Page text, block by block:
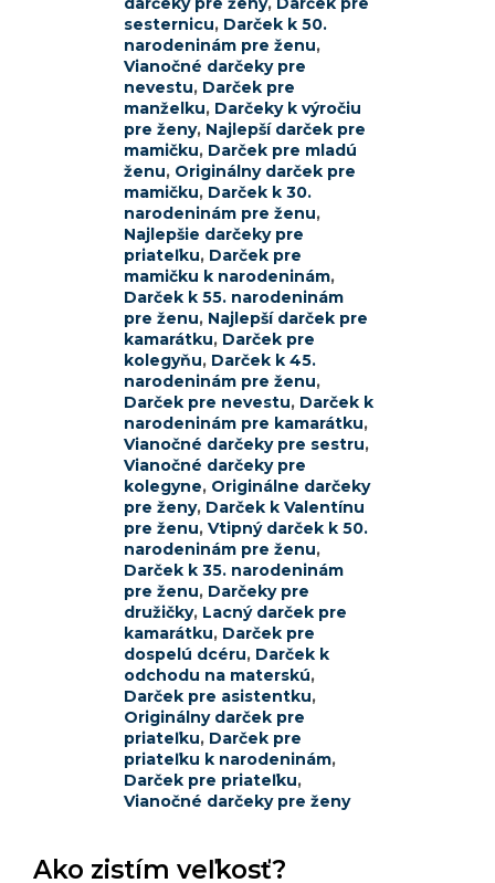
sesternicu, Darček k 50.
narodeninám pre ženu,
Vianočné darčeky pre
nevestu, Darček pre
manželku, Darčeky k výročiu
pre ženy, Najlepší darček pre
mamičku, Darček pre mladú
ženu, Originálny darček pre
mamičku, Darček k 30.
narodeninám pre ženu,
Najlepšie darčeky pre
priateľku, Darček pre
mamičku k narodeninám,
Darček k 55. narodeninám
pre ženu, Najlepší darček pre
kamarátku, Darček pre
kolegyňu, Darček k 45.
narodeninám pre ženu,
Darček pre nevestu, Darček k
narodeninám pre kamarátku,
Vianočné darčeky pre sestru,
Vianočné darčeky pre
kolegyne, Originálne darčeky
pre ženy, Darček k Valentínu
pre ženu, Vtipný darček k 50.
narodeninám pre ženu,
Darček k 35. narodeninám
pre ženu, Darčeky pre
družičky, Lacný darček pre
kamarátku, Darček pre
dospelú dcéru, Darček k
odchodu na materskú,
Darček pre asistentku,
Originálny darček pre
priateľku, Darček pre
priateľku k narodeninám,
Darček pre priateľku,
Vianočné darčeky pre ženy
Ako zistím veľkosť?